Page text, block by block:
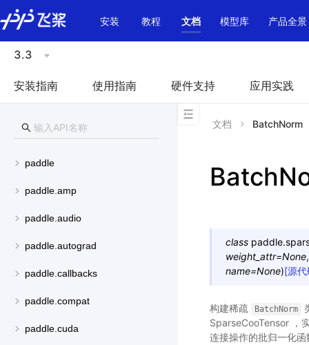
\u200E
安装
教程 文档 模型库 产品全景
3.3
安装指南 使用指南 硬件支持 应用实践
paddle
paddle.amp
paddle.audio
paddle.autograd
paddle.callbacks
paddle.compat
paddle.cuda
文档 BatchNorm
class
weight_attr=None
name=None)[源
构建稀疏 BatchNorm
SparseCooTensor ，
连接操作的批归一化